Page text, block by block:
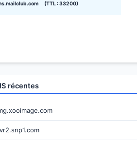
(TTL : 33200)
récentes